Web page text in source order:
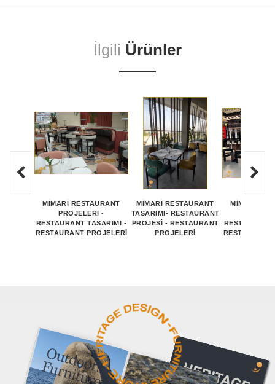
İlgili Ürünler
MİMARİ RESTAURANT
PROJELERİ -
RESTAURANT TASARIMI -
RESTAURANT PROJELERİ
MİMARİ RESTAURANT
TASARIMI- RESTAURANT
PROJESİ - RESTAURANT
PROJELERİ
MİMARİ
RESTAURANT